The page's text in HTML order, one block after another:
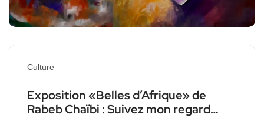
Culture
Exposition «Belles d’Afrique» de
Rabeb Chaïbi : Suivez mon regard…